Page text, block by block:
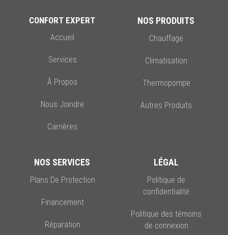
CONFORT EXPERT
Accueil
Services
À Propos
Nous Joindre
Carrières
NOS PRODUITS
Chauffage
Climatisation
Thermopompe
Autres Produits
NOS SERVICES
Plans De Protection
Financement
Réparation
LÉGAL
Politique de
confidentialité
Politique des témoins
de connexion